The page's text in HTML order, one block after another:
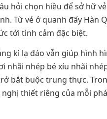
hỏi chọn hiều để sở hữ
Từ vẻ ở quanh đấy Hàn
tới tình cảm đặc biệt.
kì lạ đáo vẫn giúp hình
nhép bé xíu nhãi
bắt buộc trung thực.
thiết riêng của mỗi